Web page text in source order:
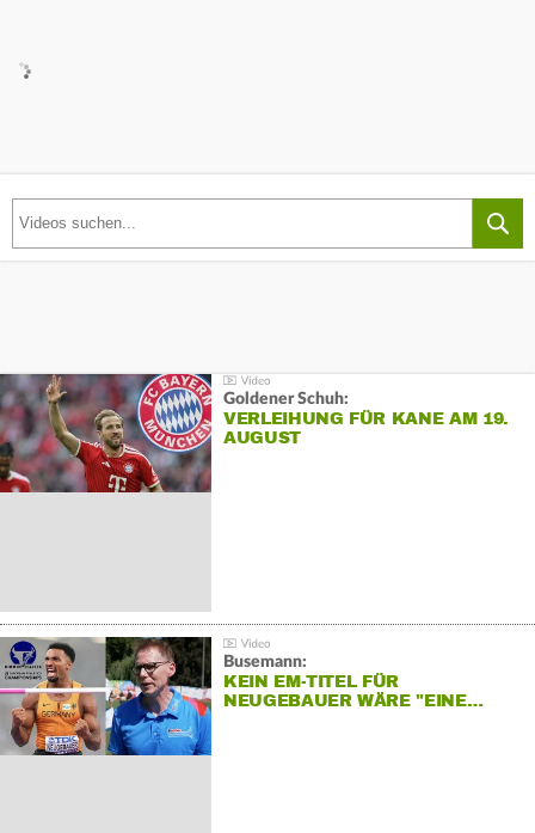
Goldener Schuh:
VERLEIHUNG FÜR KANE AM 19.
AUGUST
Busemann:
KEIN EM-TITEL FÜR
NEUGEBAUER WÄRE "EINE…